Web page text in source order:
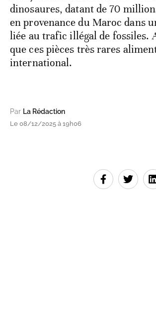
dinosaures, datant de 70
en provenance du Maroc dans
liée au trafic illégal de fossiles.
que ces pièces très rares
international.
Par La Rédaction
Le 08/12/2025 à 19h06